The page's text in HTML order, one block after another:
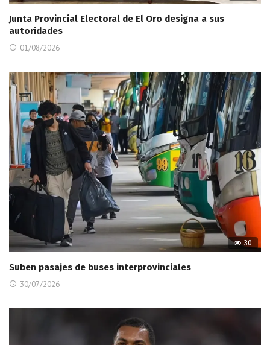
Junta Provincial Electoral de El Oro designa a sus
autoridades
01/08/2026
30
Suben pasajes de buses interprovinciales
30/07/2026